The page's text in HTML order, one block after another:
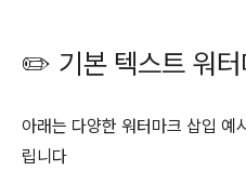
✏️ 기본 텍스트 워터
아래는 다양한 워터마크 삽입 예
립니다